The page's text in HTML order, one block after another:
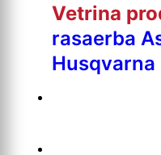
Vetrina
rasaerba
Husqvarna